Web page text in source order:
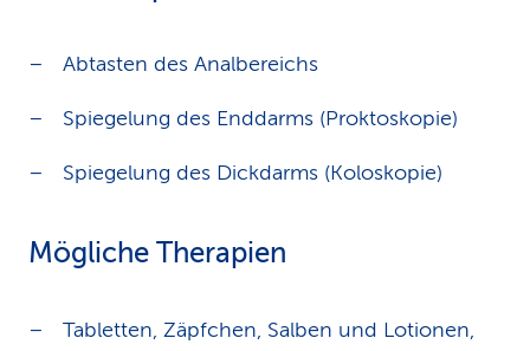
Abtasten des Analbereichs
Spiegelung des Enddarms (Proktoskopie)
Spiegelung des Dickdarms (Koloskopie)
Mögliche Therapien
Tabletten, Zäpfchen, Salben und Lotionen,